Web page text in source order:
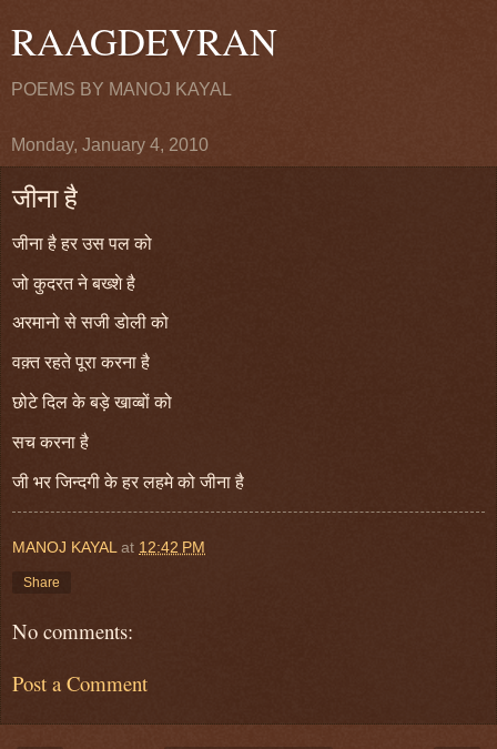
RAAGDEVRAN
POEMS BY MANOJ KAYAL
Monday, January 4, 2010
जीना है
जीना है हर उस पल को
जो कुदरत ने बख्शे है
अरमानो से सजी डोली को
वक़्त रहते पूरा करना है
छोटे दिल के बड़े खाव्बों को
सच करना है
जी भर जिन्दगी के हर लहमे को जीना है
MANOJ KAYAL at 12:42 PM
Share
No comments:
Post a Comment